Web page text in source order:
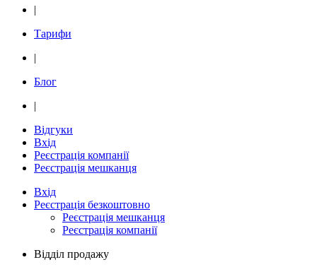
|
Тарифи
|
Блог
|
Відгуки
Вхід
Реєстрація компанії
Реєстрація мешканця
Вхід
Реєстрація безкоштовно
Реєстрація мешканця
Реєстрація компанії
Відділ продажу